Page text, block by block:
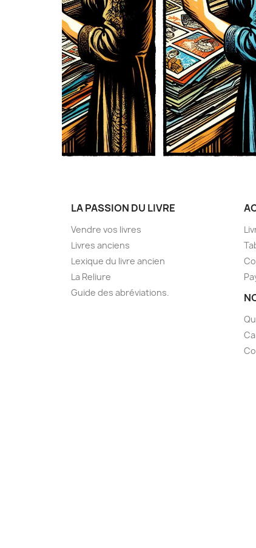
LA PASSION DU LIVRE
Vendre vos livres
Livres anciens
Lexique du livre ancien
La Reliure
Guide des abréviations.